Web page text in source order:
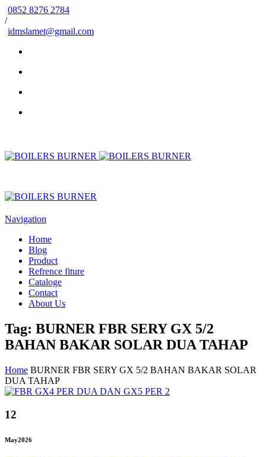
0852 8276 2784
/
idmslamet@gmail.com
Navigation
Home
Blog
Product
Refrence fiture
Cataloge
Contact
About Us
Tag: BURNER FBR SERY GX 5/2
BAHAN BAKAR SOLAR DUA TAHAP
Home BURNER FBR SERY GX 5/2 BAHAN BAKAR SOLAR
DUA TAHAP
12
May2026